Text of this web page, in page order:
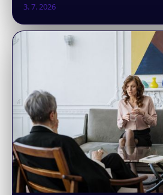
3. 7. 2026